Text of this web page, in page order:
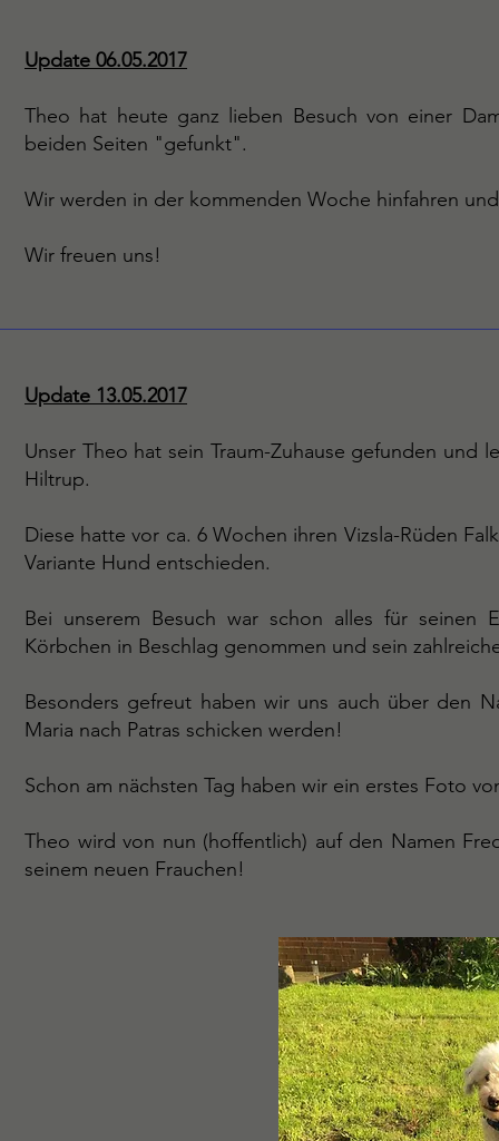
Update 06.05.2017
Theo hat heute ganz lieben Besuch von einer
beiden Seiten "gefunkt".
Wir werden in der kommenden Woche hinfahren
Wir freuen uns!
Update 13.05.2017
Unser Theo hat sein Traum-Zuhause gefunden
Hiltrup.
Diese hatte vor ca. 6 Wochen ihren Vizsla-Rüden
Variante Hund entschieden.
Bei unserem Besuch war schon alles für
Körbchen in Beschlag genommen und sein
Besonders gefreut haben wir uns auch über den
Maria nach Patras schicken werden!
Schon am nächsten Tag haben wir ein erstes Foto
Theo wird von nun (hoffentlich) auf den Namen
seinem neuen Frauchen!